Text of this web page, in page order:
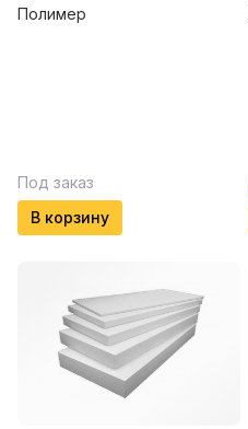
Полимер
Под заказ
В корзину